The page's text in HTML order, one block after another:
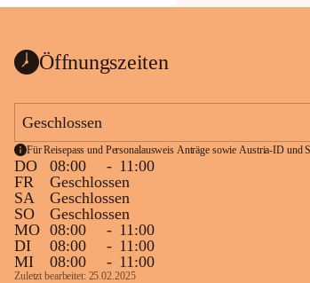
Öffnungszeiten
Geschlossen
Für Reisepass und Personalausweis Anträge sowie Austria-ID und
DO 08:00 - 11:00
FR
Geschlossen
SA
Geschlossen
SO
Geschlossen
MO 08:00 - 11:00
DI
08:00 - 11:00
MI
08:00 - 11:00
Zuletzt bearbeitet: 25.02.2025